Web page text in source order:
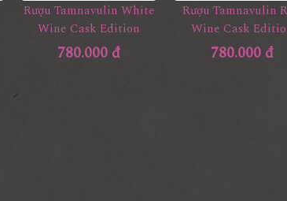
Rượu Tamnavulin White
Wine Cask Edition
780.000 đ
Rượu Tamnavulin
Wine Cask
780.000 đ